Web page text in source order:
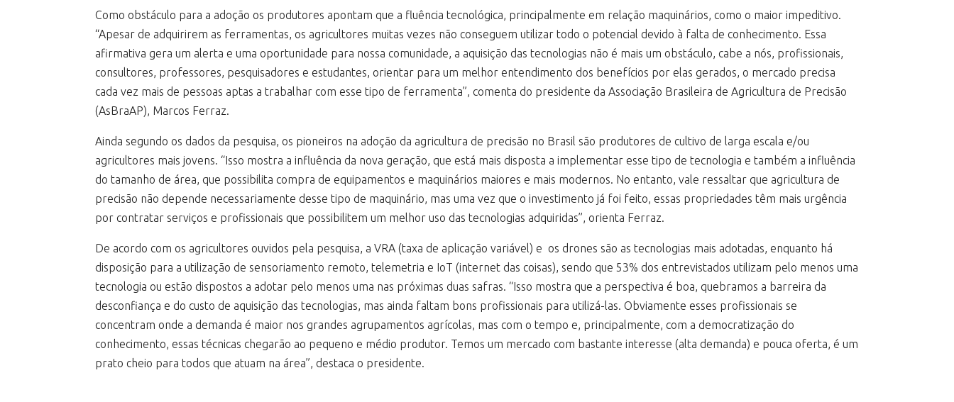
Como obstáculo para a adoção os produtores apontam que a fluência tecnológica, principalmente em relação maquinários, como o maior impeditivo.
“Apesar de adquirirem as ferramentas, os agricultores muitas vezes não conseguem utilizar todo o potencial devido à falta de conhecimento. Essa
afirmativa gera um alerta e uma oportunidade para nossa comunidade, a aquisição das tecnologias não é mais um obstáculo, cabe a nós, profissionais,
consultores, professores, pesquisadores e estudantes, orientar para um melhor entendimento dos benefícios por elas gerados, o mercado precisa
cada vez mais de pessoas aptas a trabalhar com esse tipo de ferramenta”, comenta do presidente da Associação Brasileira de Agricultura de Precisão
(AsBraAP), Marcos Ferraz.
Ainda segundo os dados da pesquisa, os pioneiros na adoção da agricultura de precisão no Brasil são produtores de cultivo de larga escala e/ou
agricultores mais jovens. “Isso mostra a influência da nova geração, que está mais disposta a implementar esse tipo de tecnologia e também a influência
do tamanho de área, que possibilita compra de equipamentos e maquinários maiores e mais modernos. No entanto, vale ressaltar que agricultura de
precisão não depende necessariamente desse tipo de maquinário, mas uma vez que o investimento já foi feito, essas propriedades têm mais urgência
por contratar serviços e profissionais que possibilitem um melhor uso das tecnologias adquiridas”, orienta Ferraz.
De acordo com os agricultores ouvidos pela pesquisa, a VRA (taxa de aplicação variável) e os drones são as tecnologias mais adotadas, enquanto há
disposição para a utilização de sensoriamento remoto, telemetria e IoT (internet das coisas), sendo que 53% dos entrevistados utilizam pelo menos uma
tecnologia ou estão dispostos a adotar pelo menos uma nas próximas duas safras. “Isso mostra que a perspectiva é boa, quebramos a barreira da
desconfiança e do custo de aquisição das tecnologias, mas ainda faltam bons profissionais para utilizá-las. Obviamente esses profissionais se
concentram onde a demanda é maior nos grandes agrupamentos agrícolas, mas com o tempo e, principalmente, com a democratização do
conhecimento, essas técnicas chegarão ao pequeno e médio produtor. Temos um mercado com bastante interesse (alta demanda) e pouca oferta, é um
prato cheio para todos que atuam na área”, destaca o presidente.